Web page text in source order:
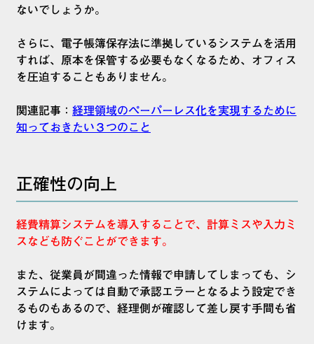
ないでしょうか。
さらに、電子帳簿保存法に準拠しているシステムを活用
すれば、原本を保管する必要もなくなるため、オフィス
を圧迫することもありません。
関連記事： 経理領域のペーパーレス化を実現するために
知っておきたい３つのこと
正確性の向上
経費精算システムを導入することで、計算ミスや入力ミ
スなども防ぐことができます。
また、従業員が間違った情報で申請してしまっても、シ
ステムによっては自動で承認エラーとなるよう設定でき
るものもあるので、経理側が確認して差し戻す手間も省
けます。